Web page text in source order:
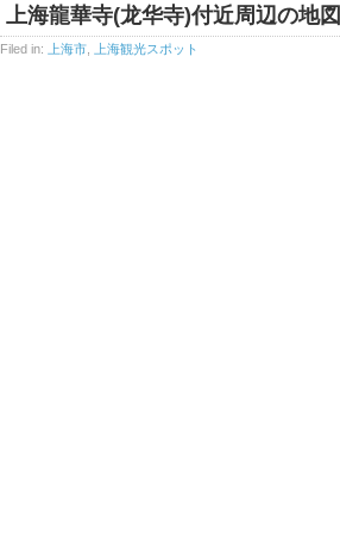
上海龍華寺(龙华寺)付近周辺の地図
Filed in: 上海市 上海観光スポット